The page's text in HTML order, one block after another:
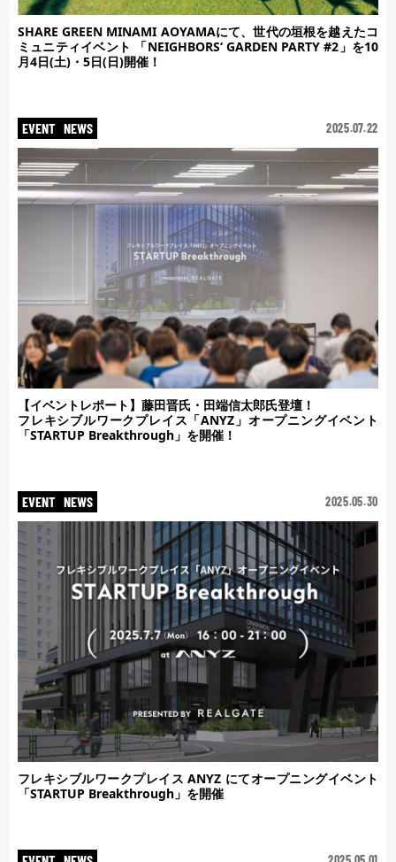
SHARE GREEN MINAMI AOYAMAにて、世代の垣根を越えたコ
ミュニティイベント 「NEIGHBORS‘ GARDEN PARTY #2」を10
月4日(土)・5日(日)開催！
EVENT NEWS 2025.07.22
【イベントレポート】藤田晋氏・田端信太郎氏登壇！
フレキシブルワークプレイス「ANYZ」オープニングイベント
「STARTUP Breakthrough」を開催！
EVENT NEWS 2025.05.30
フレキシブルワークプレイス ANYZ にてオープニングイベント
「STARTUP Breakthrough」を開催